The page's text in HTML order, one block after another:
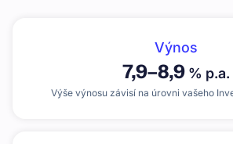
Výnos
7,9–8,9% p.a.
Výše výnosu závisí na úrovni vašeho